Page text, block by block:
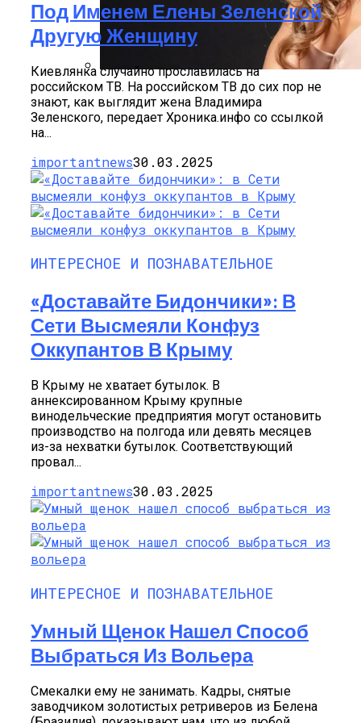
Алёна Шоптенко Показала
Танцевальный Мастер-Класс На Пляже
В Турции
Под Именем Елены Зеленской
Другую Женщину
Киевлянка случайно прославилась на
российском ТВ. На российском ТВ до сих пор не
знают, как выглядит жена Владимира
Зеленского, передает Хроника.инфо со ссылкой
на...
importantnews30.03.2025
ИНТЕРЕСНОЕ И ПОЗНАВАТЕЛЬНОЕ
«Доставайте Бидончики»: В
Сети Высмеяли Конфуз
Оккупантов В Крыму
В Крыму не хватает бутылок. В
аннексированном Крыму крупные
винодельческие предприятия могут остановить
производство на полгода или девять месяцев
из-за нехватки бутылок. Соответствующий
провал...
importantnews30.03.2025
ИНТЕРЕСНОЕ И ПОЗНАВАТЕЛЬНОЕ
Умный Щенок Нашел Способ
Выбраться Из Вольера
Смекалки ему не занимать. Кадры, снятые
заводчиком золотистых ретриверов из Белена